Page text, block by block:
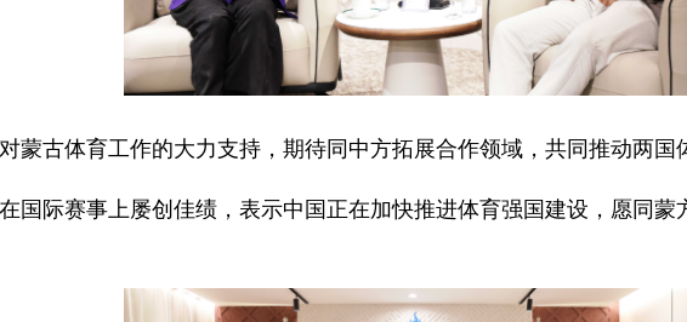
蒙古体育工作的大力支持，期待同中方拓展合作领域，共同推动两国
国际赛事上屡创佳绩，表示中国正在加快推进体育强国建设，愿同